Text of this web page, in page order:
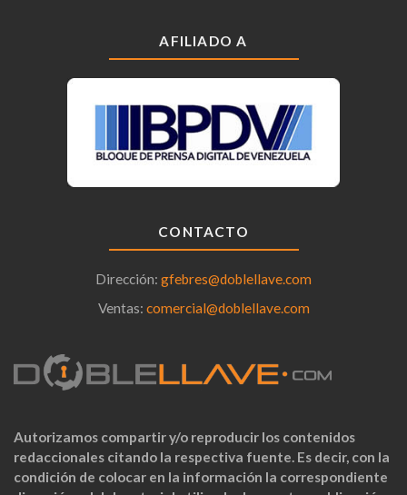
AFILIADO A
CONTACTO
Dirección: gfebres@doblellave.com
Ventas: comercial@doblellave.com
Autorizamos compartir y/o reproducir los contenidos
redaccionales citando la respectiva fuente. Es decir, con la
condición de colocar en la información la correspondiente